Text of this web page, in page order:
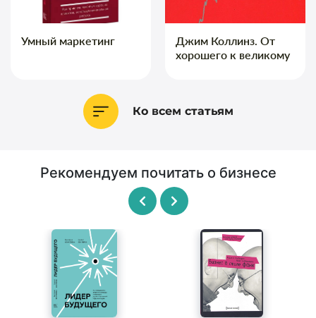
Умный маркетинг
Джим Коллинз. От
хорошего к великому
Ко всем статьям
Рекомендуем почитать о бизнесе